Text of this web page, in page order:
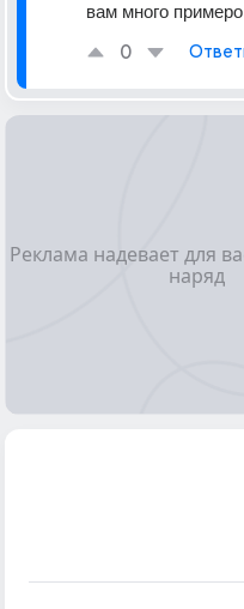
вам много
0